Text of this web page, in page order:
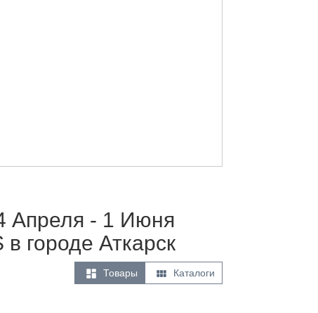
Апреля - 1 Июня
городе Аткарск
 Товары  Каталоги